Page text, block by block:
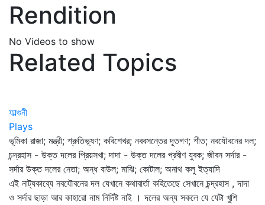
Rendition
No Videos to show
Related Topics
ফাল্গুনী
Plays
ভূমিকা রাজা; মন্ত্রী; শ্রুতিভূষণ; কবিশেখর; নববসন্তের দূতগণ; শীত; নবযৌবনের দল;
চন্দ্রহাস - উক্ত দলের প্রিয়সখা; দাদা - উক্ত দলের প্রবীণ যুবক; জীবন সর্দার -
সর্দার উক্ত দলের নেতা; অন্ধ বাউল; মাঝি; কোটাল; অনাথ কলু ইত্যাদি
এই নাট্যকাব্যে নবযৌবনের দল যেখানে কথাবার্তা কহিতেছে সেখানে চন্দ্রহাস , দাদা
ও সর্দার ছাড়া আর কাহারো নাম নির্দিষ্ট নাই । দলের অন্য সকলে যে যেটা খুশি